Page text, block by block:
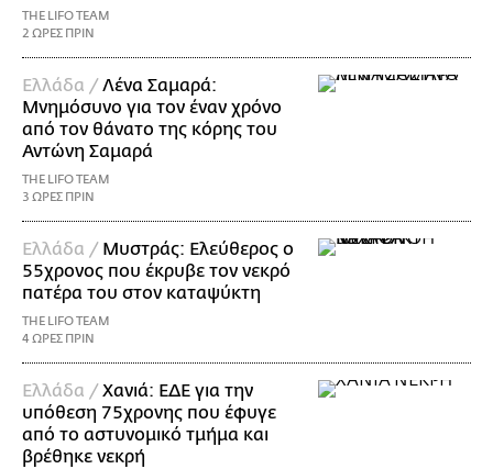
THE LIFO TEAM
2 ΩΡΕΣ ΠΡΙΝ
Ελλάδα / Λένα Σαμαρά:
Μνημόσυνο για τον έναν χρόνο
από τον θάνατο της κόρης του
Αντώνη Σαμαρά
THE LIFO TEAM
3 ΩΡΕΣ ΠΡΙΝ
Ελλάδα / Μυστράς: Ελεύθερος ο
55χρονος που έκρυβε τον νεκρό
πατέρα του στον καταψύκτη
THE LIFO TEAM
4 ΩΡΕΣ ΠΡΙΝ
Ελλάδα / Χανιά: ΕΔΕ για την
υπόθεση 75χρονης που έφυγε
από το αστυνομικό τμήμα και
βρέθηκε νεκρή